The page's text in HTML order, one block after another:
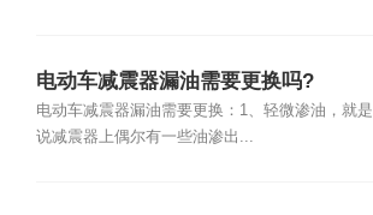
电动车减震器漏油需要更换吗?
电动车减震器漏油需要更换：1、轻微渗油，就是
说减震器上偶尔有一些油渗出...